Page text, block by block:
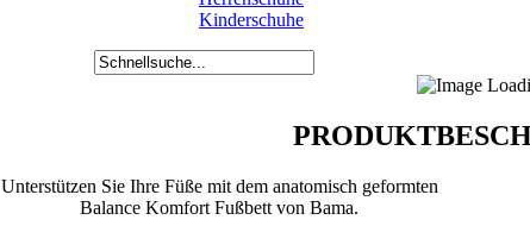
Kinderschuhe
Unterstützen Sie Ihre Füße mit dem anatomisch geformten
Balance Komfort Fußbett von Bama.